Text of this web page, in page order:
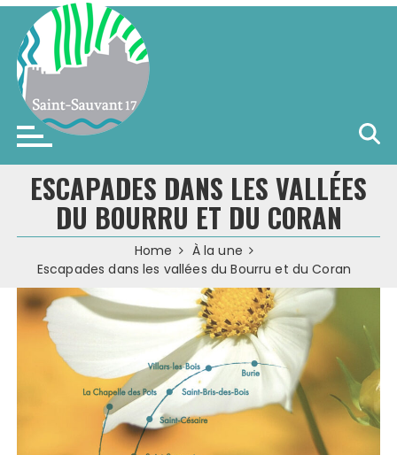
Skip
content
Saint-Sauvant (17)
ESCAPADES DANS LES VALLÉES
DU BOURRU ET DU CORAN
Home
À la une
Escapades dans les vallées du Bourru et du Coran